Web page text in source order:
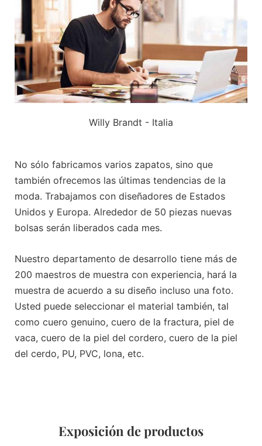
Willy Brandt - Italia
No sólo fabricamos varios zapatos, sino que
también ofrecemos las últimas tendencias de la
moda. Trabajamos con diseñadores de Estados
Unidos y Europa. Alrededor de 50 piezas nuevas
bolsas serán liberados cada mes.
Nuestro departamento de desarrollo tiene más de
200 maestros de muestra con experiencia, hará la
muestra de acuerdo a su diseño incluso una foto.
Usted puede seleccionar el material también, tal
como cuero genuino, cuero de la fractura, piel de
vaca, cuero de la piel del cordero, cuero de la piel
del cerdo, PU, PVC, lona, etc.
Exposición de productos